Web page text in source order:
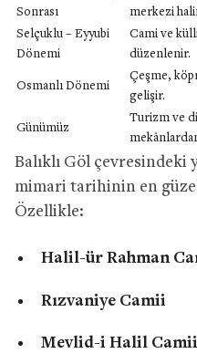
Sonrası
merkezi
Selçuklu – Eyyubi
Dönemi
Cami ve
düzenlenir.
Osmanlı Dönemi
Çeşme,
gelişir.
Günümüz
Turizm ve
Balıklı Göl çevresindeki
mimari tarihinin en
Özellikle:
Halil-ür Rahman
Rızvaniye Camii
Mevlid-i Halil Camii